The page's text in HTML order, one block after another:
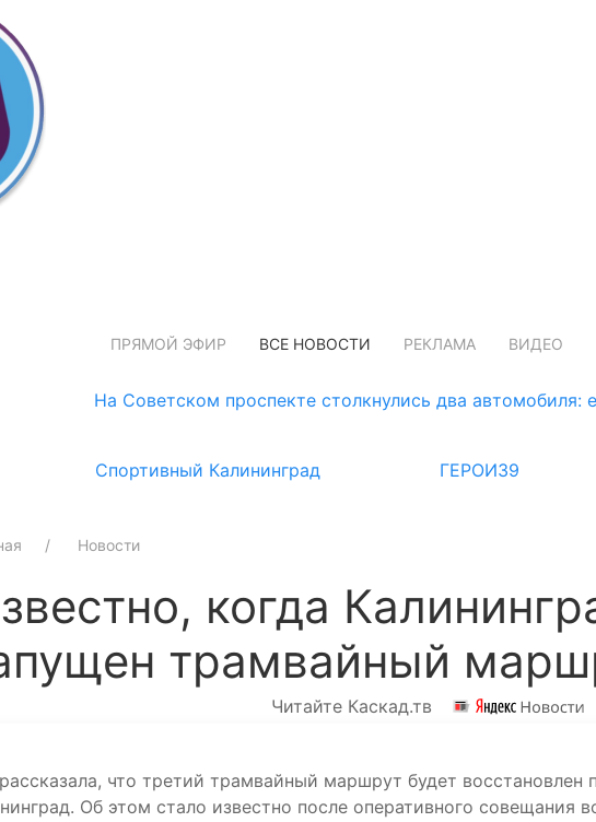
ПРЯМОЙ ЭФИР ВСЕ НОВОСТИ РЕКЛАМА ВИДЕО
На Советском проспекте столкнулись два автомобиля:
Спортивный Калининград
ГЕРОИ39
Новости
когда
трамвайный
Читайте Каскад.тв
что третий трамвайный маршрут будет восстановлен
Об этом стало известно после оперативного совещания